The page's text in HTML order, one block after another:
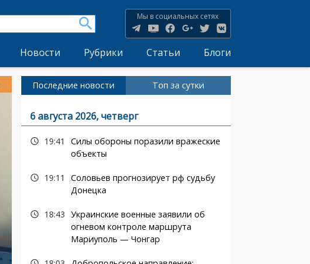
Мы в социальных сетях
Новости Рубрики Статьи Блоги
Последние новости Топ за сутки
6 августа 2026, четверг
19:41
Силы обороны поразили вражеские
объекты
19:11
Соловьев прогнозирует рф судьбу
Донецка
18:43 Украинские военные заявили об
огневом контроле маршрута
Мариуполь — Чонгар